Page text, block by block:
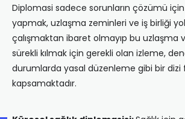
Diplomasi sadece sorunların çözümü
yapmak, uzlaşma zeminleri ve iş birliği
çalışmaktan ibaret olmayıp bu uzlaşma
sürekli kılmak için gerekli olan izleme,
durumlarda yasal düzenleme gibi bir dizi
kapsamaktadır.